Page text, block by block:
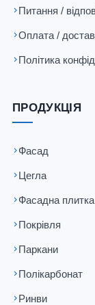
Питання /
Оплата /
Політика
ПРОДУКЦІЯ
Фасад
Цегла
Фасадна плитка
Покрівля
Паркани
Полікарбонат
Ринви